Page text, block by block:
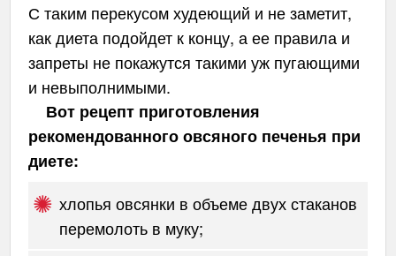
С таким перекусом худеющий и не заметит,
как диета подойдет к концу, а ее правила и
запреты не покажутся такими уж пугающими
и невыполнимыми.
Вот рецепт приготовления
рекомендованного овсяного печенья при
диете:
хлопья овсянки в объеме двух стаканов
перемолоть в муку;